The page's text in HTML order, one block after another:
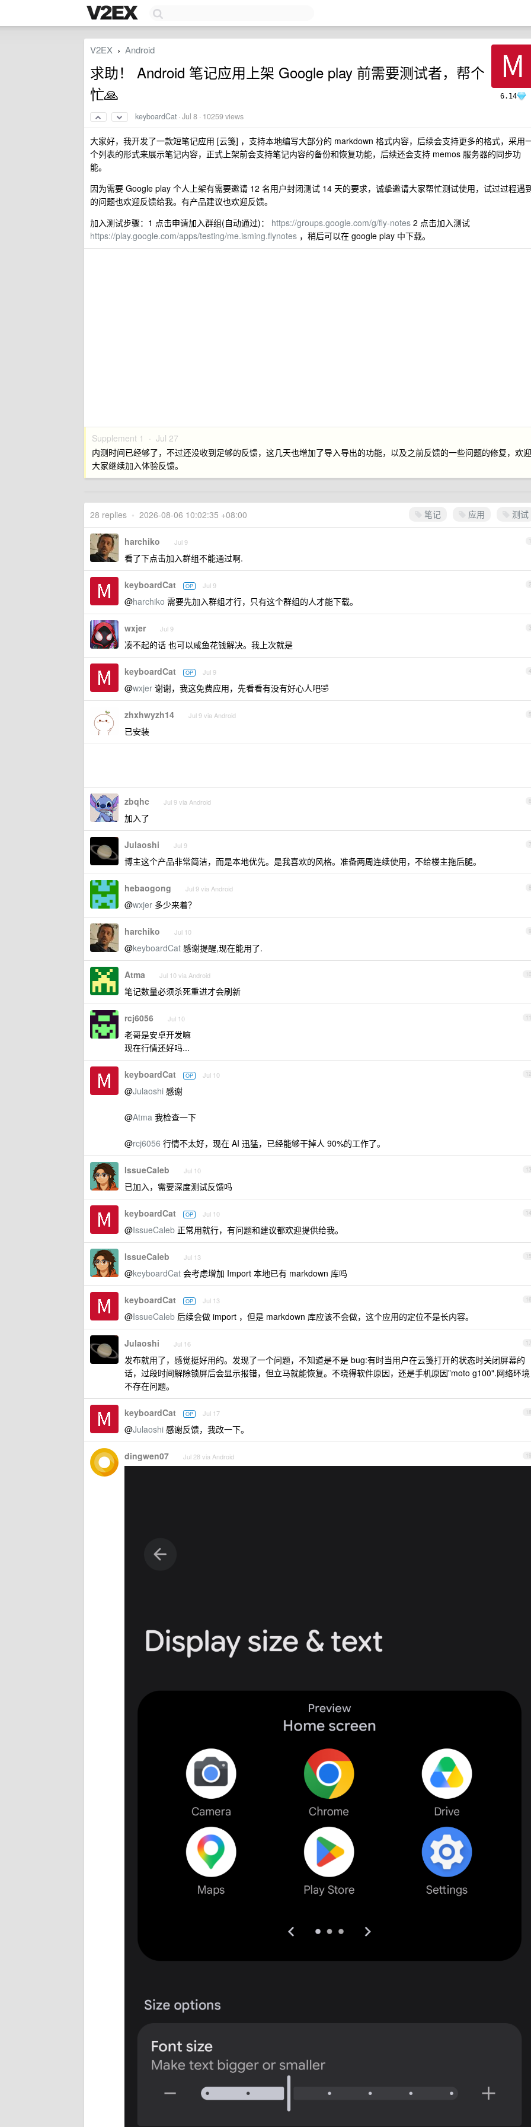
6.14
V2EX › Android
求助！ Android 笔记应用上架 Google play 前需要测试者，帮个
忙🙏
keyboardCat ·Jul 8 · 10259 views
大家好，我开发了一款短笔记应用 [云笺] ，支持本地编写大部分的 markdown 格式内容，后续会支持更多的格式，采用
个列表的形式来展示笔记内容，正式上架前会支持笔记内容的备份和恢复功能，后续还会支持 memos 服务器的同步功
能。
因为需要 Google play 个人上架有需要邀请 12 名用户封闭测试 14 天的要求，诚挚邀请大家帮忙测试使用，试过过程遇
的问题也欢迎反馈给我。有产品建议也欢迎反馈。
加入测试步骤：1 点击申请加入群组(自动通过)： https://groups.google.com/g/fly-notes 2 点击加入测试
https://play.google.com/apps/testing/me.isming.flynotes ，稍后可以在 google play 中下载。
Supplement 1 · Jul 27
内测时间已经够了，不过还没收到足够的反馈，这几天也增加了导入导出的功能，以及之前反馈的一些问题的修复，欢迎
大家继续加入体验反馈。
笔记 应用 测试
28 replies • 2026-08-06 10:02:35 +08:00
1
harchiko Jul 9
看了下点击加入群组不能通过啊.
2
keyboardCat OP Jul 9
@harchiko 需要先加入群组才行，只有这个群组的人才能下载。
3
wxjer Jul 9
凑不起的话 也可以咸鱼花钱解决。我上次就是
4
keyboardCat OP Jul 9
@wxjer 谢谢，我这免费应用，先看看有没有好心人吧🤣
5
zhxhwyzh14 Jul 9 via Android
已安装
6
zbqhc Jul 9 via Android
加入了
7
Julaoshi Jul 9
博主这个产品非常简洁，而是本地优先。是我喜欢的风格。准备两周连续使用，不给楼主拖后腿。
8
hebaogong Jul 9 via Android
@wxjer 多少来着？
9
harchiko Jul 10
@keyboardCat 感谢提醒,现在能用了.
10
Atma Jul 10 via Android
笔记数量必须杀死重进才会刷新
11
rcj6056 Jul 10
老哥是安卓开发嘛
现在行情还好吗...
12
keyboardCat OP Jul 10
@Julaoshi 感谢
@Atma 我检查一下
@rcj6056 行情不太好，现在 AI 迅猛，已经能够干掉人 90%的工作了。
13
IssueCaleb Jul 10
已加入，需要深度测试反馈吗
14
keyboardCat OP Jul 10
@IssueCaleb 正常用就行，有问题和建议都欢迎提供给我。
15
IssueCaleb Jul 13
@keyboardCat 会考虑增加 Import 本地已有 markdown 库吗
16
keyboardCat OP Jul 13
@IssueCaleb 后续会做 import ，但是 markdown 库应该不会做，这个应用的定位不是长内容。
17
Julaoshi Jul 16
发布就用了，感觉挺好用的。发现了一个问题，不知道是不是 bug:有时当用户在云笺打开的状态时关闭屏幕的
话，过段时间解除锁屏后会显示报错，但立马就能恢复。不晓得软件原因，还是手机原因”moto g100".网络环境
不存在问题。
18
keyboardCat OP Jul 17
@Julaoshi 感谢反馈，我改一下。
19
dingwen07 Jul 28 via Android